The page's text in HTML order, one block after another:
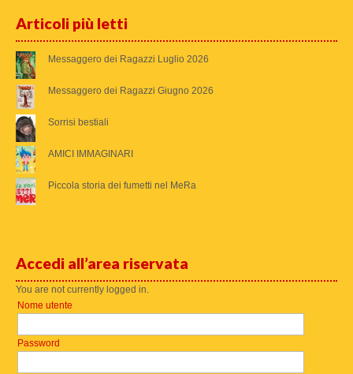
Articoli più letti
Messaggero dei Ragazzi Luglio 2026
Messaggero dei Ragazzi Giugno 2026
Sorrisi bestiali
AMICI IMMAGINARI
Piccola storia dei fumetti nel MeRa
Accedi all’area riservata
You are not currently logged in.
Nome utente
Password